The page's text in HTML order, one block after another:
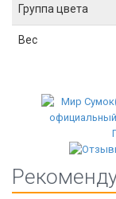
Группа цвета
Вес